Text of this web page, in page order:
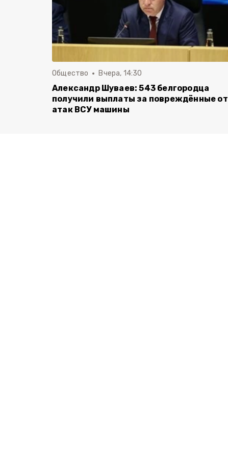
Общество Вчера, 14:30
Александр Шуваев: 543 белгородца
получили выплаты за повреждённые от
атак ВСУ машины